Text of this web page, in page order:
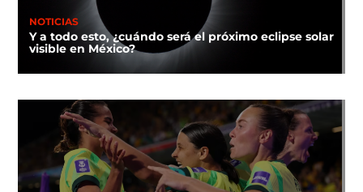
NOTICIAS
Y a todo esto, ¿cuándo será el próximo eclipse solar
visible en México?